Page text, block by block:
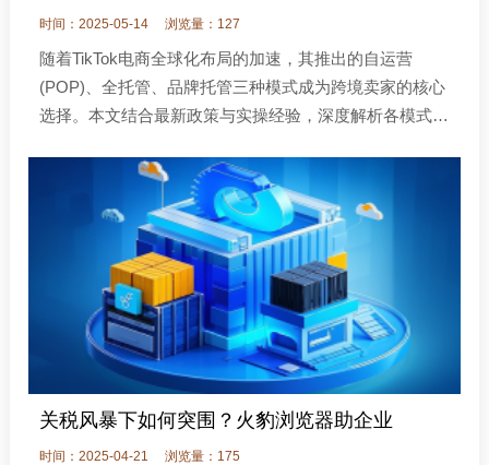
时间：2025-05-14 浏览量：127
随着TikTok电商全球化布局的加速，其推出的自运营
(POP)、全托管、品牌托管三种模式成为跨境卖家的核心
选择。本文结合最新政策与实操经验，深度解析各模式的
关税风暴下如何突围？火豹浏览器助企业
时间：2025-04-21 浏览量：175